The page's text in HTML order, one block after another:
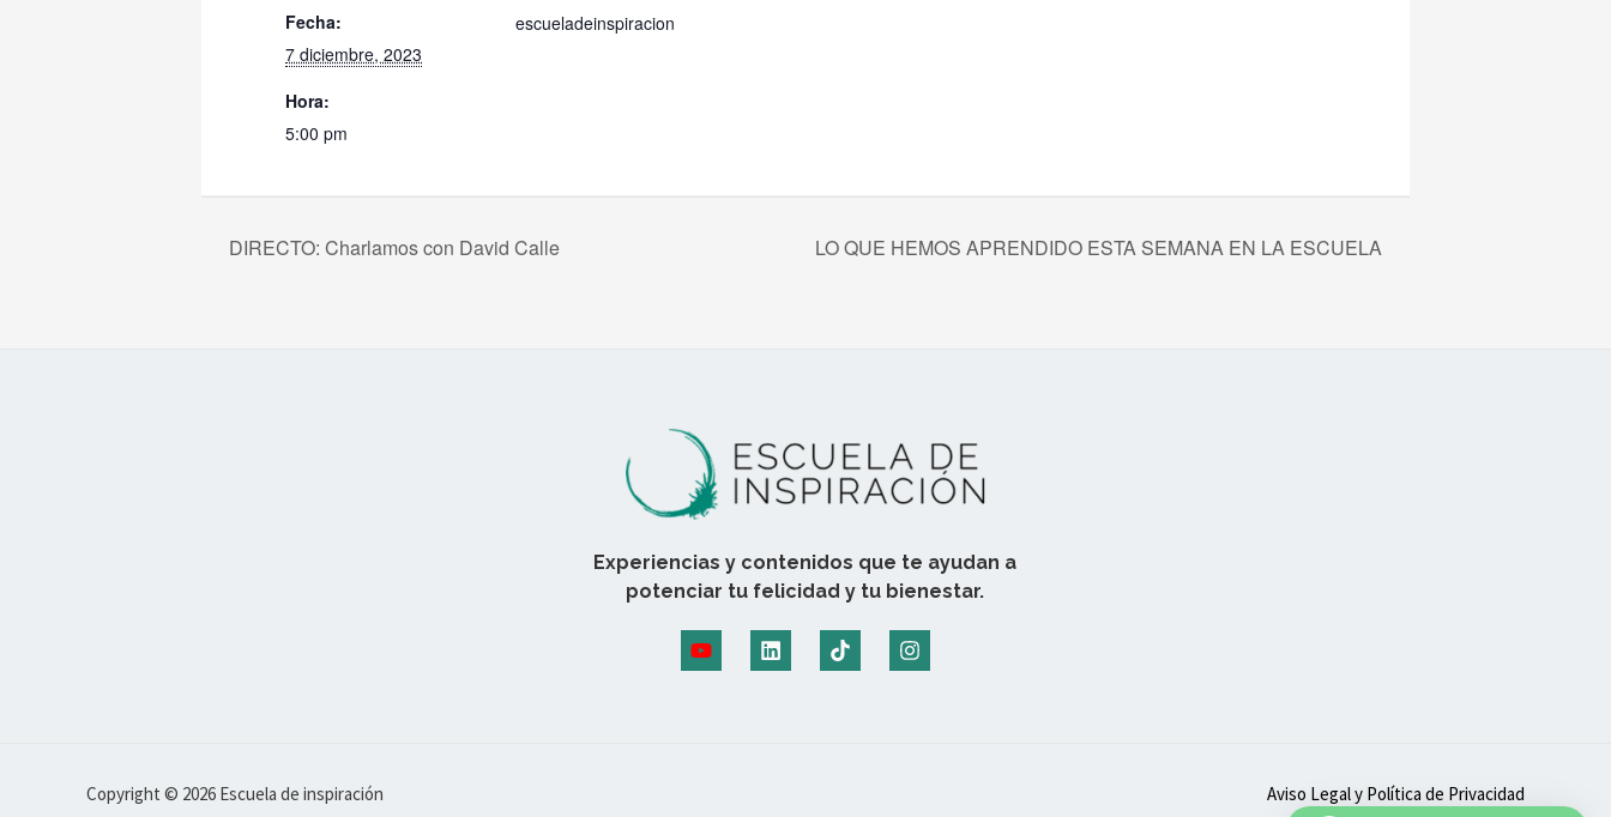
Fecha:
7 diciembre, 2023
Hora:
5:00 pm
escueladeinspiracion
DIRECTO: Charlamos con David Calle LO QUE HEMOS APRENDIDO ESTA SEMANA EN LA ESCUELA
Experiencias y contenidos que te ayudan a
potenciar tu felicidad y tu bienestar.
Copyright © 2026 Escuela de inspiración Aviso Legal y Política de Privacidad